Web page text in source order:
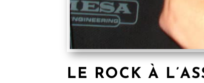
LE ROCK À